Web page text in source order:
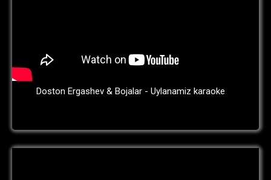
Doston Ergashev & Bojalar - Uylanamiz karaoke